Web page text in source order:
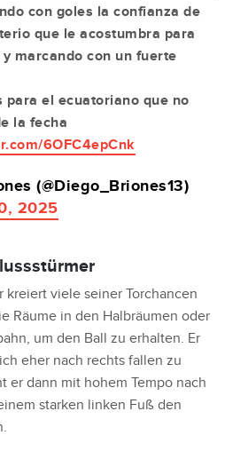
con goles la confianza de
que le acostumbra para
marcando con un fuerte
para el ecuatoriano que no
la fecha
6OFC4epCnk
(@Diego_Briones13)
2025
viele seiner Torchancen
Räume in den Halbräumen oder
um den Ball zu erhalten. Er
eher nach rechts fallen zu
er dann mit hohem Tempo nach
starken linken Fuß den